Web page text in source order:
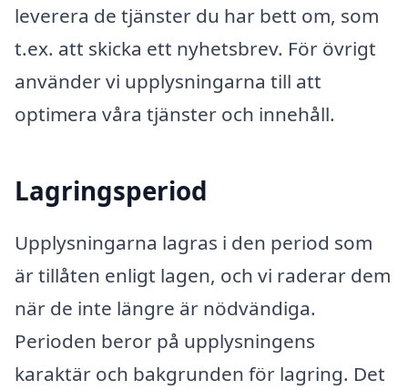
leverera de tjänster du har bett om, som
t.ex. att skicka ett nyhetsbrev. För övrigt
använder vi upplysningarna till att
optimera våra tjänster och innehåll.
Lagringsperiod
Upplysningarna lagras i den period som
är tillåten enligt lagen, och vi raderar dem
när de inte längre är nödvändiga.
Perioden beror på upplysningens
karaktär och bakgrunden för lagring. Det